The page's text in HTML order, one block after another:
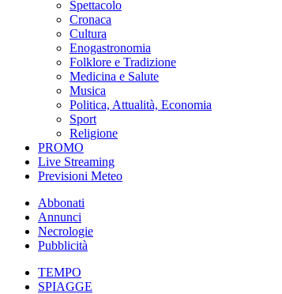
Spettacolo
Cronaca
Cultura
Enogastronomia
Folklore e Tradizione
Medicina e Salute
Musica
Politica, Attualità, Economia
Sport
Religione
PROMO
Live Streaming
Previsioni Meteo
Abbonati
Annunci
Necrologie
Pubblicità
TEMPO
SPIAGGE